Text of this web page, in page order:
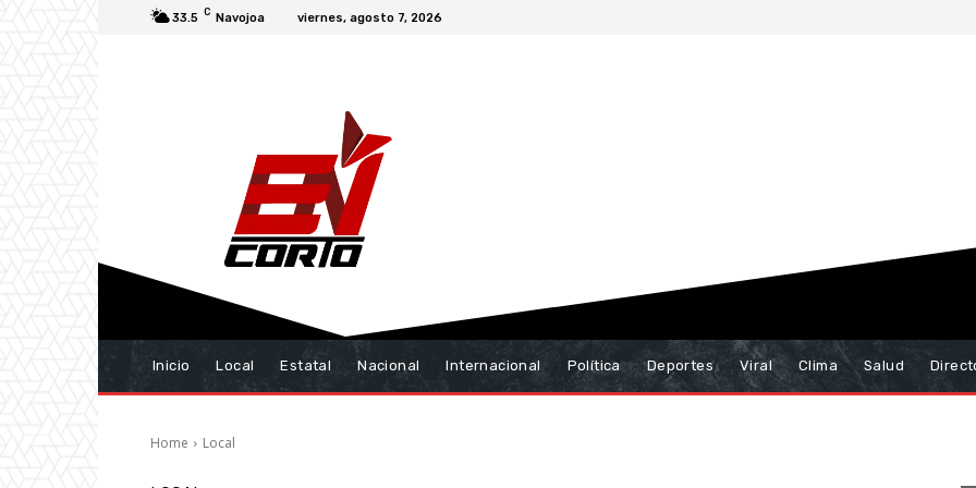
33.5 C Navojoa viernes, agosto 7, 2026
Inicio Local Estatal Nacional Internacional Política Deportes Viral Clima Salud
Home Local